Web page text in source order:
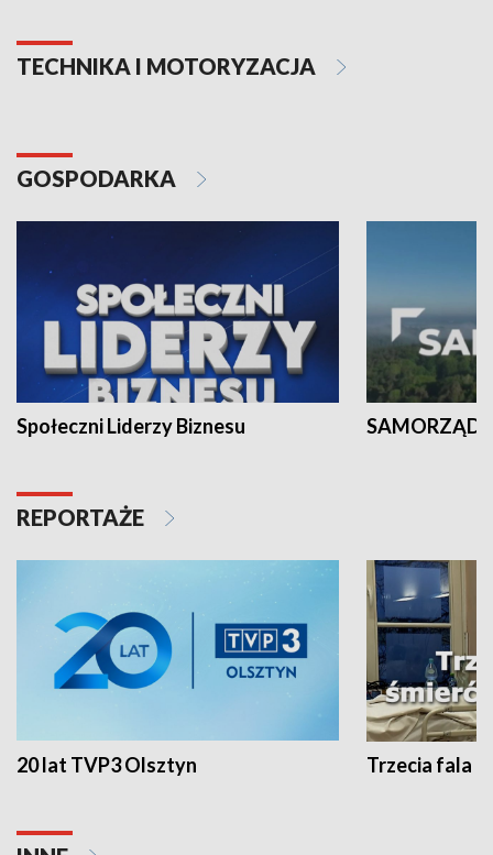
TECHNIKA I MOTORYZACJA
GOSPODARKA
Społeczni Liderzy Biznesu SAMORZĄD
REPORTAŻE
20 lat TVP3 Olsztyn Trzecia fala -